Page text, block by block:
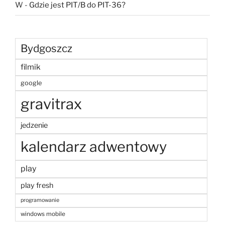
W - Gdzie jest PIT/B do PIT-36?
Bydgoszcz
filmik
google
gravitrax
jedzenie
kalendarz adwentowy
play
play fresh
programowanie
windows mobile